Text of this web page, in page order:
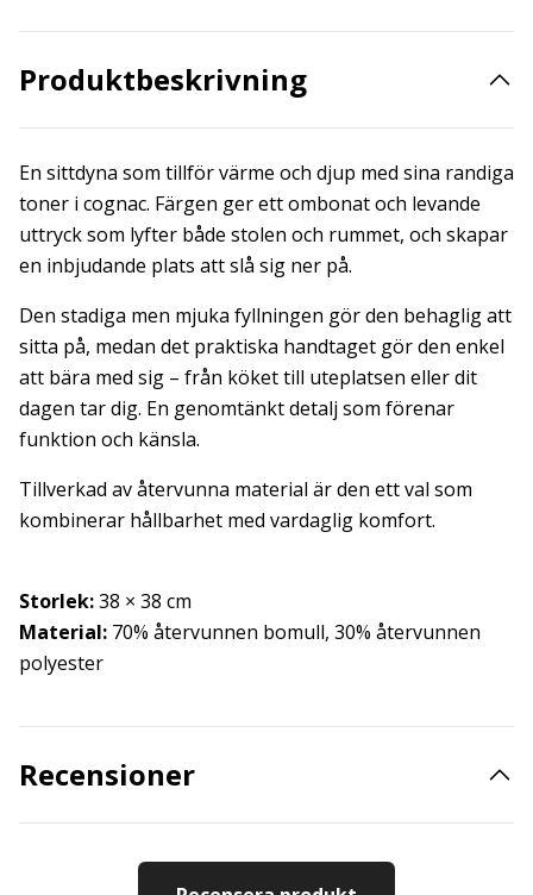
Produktbeskrivning
En sittdyna som tillför värme och djup med sina randiga
toner i cognac. Färgen ger ett ombonat och levande
uttryck som lyfter både stolen och rummet, och skapar
en inbjudande plats att slå sig ner på.
Den stadiga men mjuka fyllningen gör den behaglig att
sitta på, medan det praktiska handtaget gör den enkel
att bära med sig – från köket till uteplatsen eller dit
dagen tar dig. En genomtänkt detalj som förenar
funktion och känsla.
Tillverkad av återvunna material är den ett val som
kombinerar hållbarhet med vardaglig komfort.
Storlek:38 × 38 cm
Material: 70% återvunnen bomull, 30% återvunnen
polyester
Recensioner